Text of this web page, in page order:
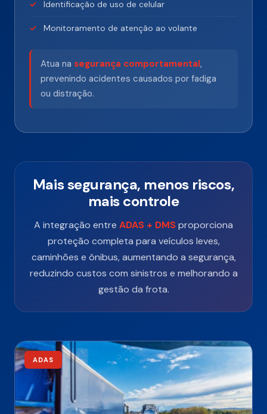
Identificação de uso de celular
Monitoramento de atenção ao volante
Atua na segurança comportamental,
prevenindo acidentes causados por fadiga
ou distração.
Mais segurança, menos riscos,
mais controle
A integração entre ADAS + DMSproporciona
proteção completa para veículos leves,
caminhões e ônibus, aumentando a segurança,
reduzindo custos com sinistros e melhorando a
gestão da frota.
ADAS